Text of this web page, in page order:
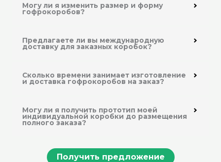
Могу ли я изменить размер и форму
гофрокоробов?
Предлагаете ли вы международную
доставку для заказных коробок?
Сколько времени занимает изготовление
и доставка гофрокоробов на заказ?
Могу ли я получить прототип моей
индивидуальной коробки до размещения
полного заказа?
Получить предложение